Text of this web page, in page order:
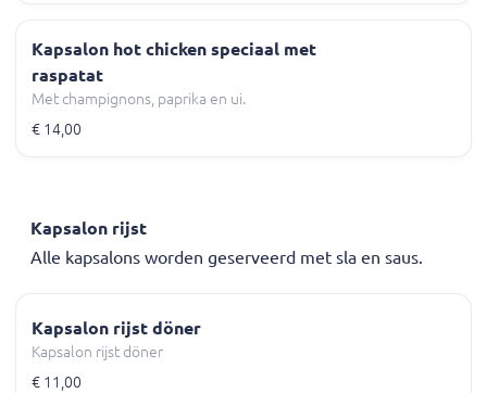
Kapsalon hot chicken speciaal met
raspatat
Met champignons, paprika en ui.
€ 14,00
Kapsalon rijst
Alle kapsalons worden geserveerd met sla en saus.
Kapsalon rijst döner
Kapsalon rijst döner
€ 11,00